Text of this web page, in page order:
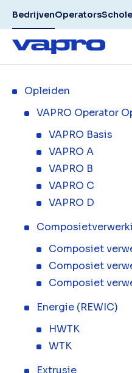
BedrijvenOperators
Opleiden
VAPRO Operator
VAPRO Basis
VAPRO A
VAPRO B
VAPRO C
VAPRO D
Composiet
Composiet
Composiet
Energie (REWIC)
HWTK
WTK
Extrusie